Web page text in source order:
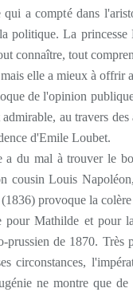
qui a compté dans
politique. La princesse
connaître, tout
elle a mieux à offrir
de l'opinion
au travers
d'Emile Loubet.
du mal à trouver le
cousin Louis
provoque la
pour Mathilde et pour
de 1870. Très
circonstances,
ne montre que